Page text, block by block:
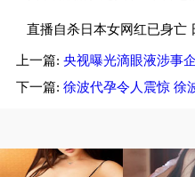
租仓库存放
直播自杀日本女网红已身亡
中
上一篇: 央视曝光滴眼液涉事
眼液调查情况
下一篇: 徐波代孕令人震惊 徐